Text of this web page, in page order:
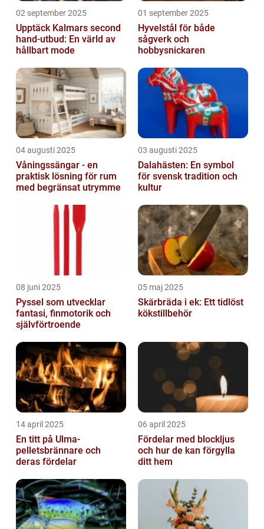
02 september 2025
Upptäck Kalmars second
hand-utbud: En värld av
hållbart mode
01 september 2025
Hyvelstål för både
sågverk och
hobbysnickaren
04 augusti 2025
Våningssängar - en
praktisk lösning för rum
med begränsat utrymme
03 augusti 2025
Dalahästen: En symbol
för svensk tradition och
kultur
08 juni 2025
Pyssel som utvecklar
fantasi, finmotorik och
självförtroende
05 maj 2025
Skärbräda i ek: Ett tidlöst
kökstillbehör
14 april 2025
En titt på Ulma-
pelletsbrännare och
deras fördelar
06 april 2025
Fördelar med blockljus
och hur de kan förgylla
ditt hem